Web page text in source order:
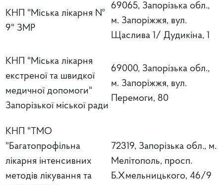
КНП "Міська лікарня №
9" ЗМР
69065, Запорізька обл.,
м. Запоріжжя, вул.
Щаслива 1/ Дудикіна, 1
КНП "Міська лікарня
екстреної та швидкої
медичної допомоги"
Запорізької міської ради
69000, Запорізька обл.,
м. Запоріжжя, вул.
Перемоги, 80
КНП "ТМО
"Багатопрофільна
лікарня інтенсивних
методів лікування та
72319, Запорізька обл., м.
Мелітополь, просп.
Б.Хмельницького, 46/9